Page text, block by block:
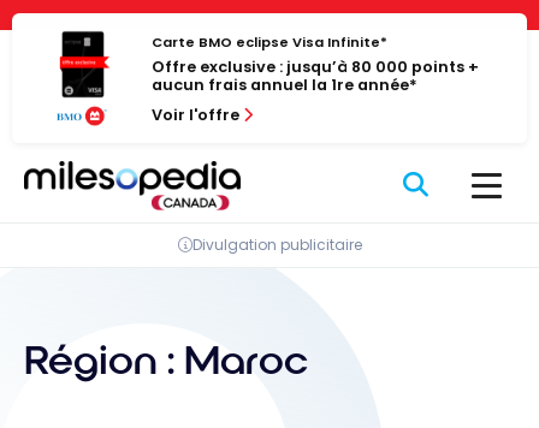
Panneau de gestion des cookies
Passer
contenu
Carte BMO eclipse Visa Infinite*
Offre exclusive : jusqu’à 80 000 points +
aucun frais annuel la 1re année*
Voir l'offre
Divulgation publicitaire
Région : Maroc